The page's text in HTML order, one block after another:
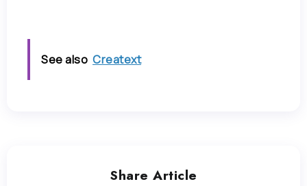
See also Creatext
Share Article